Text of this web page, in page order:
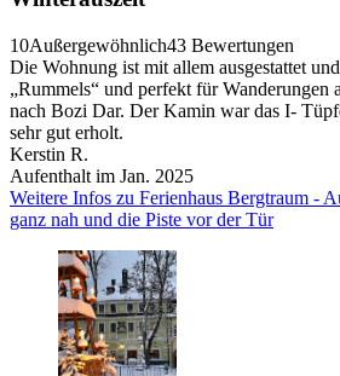
10Außergewöhnlich43 Bewertungen
Die Wohnung ist mit allem ausgestattet
„Rummels“ und perfekt für Wanderungen
nach Bozi Dar. Der Kamin war das I-
sehr gut erholt.
Kerstin R.
Aufenthalt im Jan. 2025
Weitere Infos zu Ferienhaus Bergtraum -
ganz nah und die Piste vor der Tür